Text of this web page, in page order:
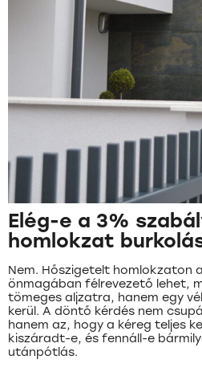
Elég-e a 3%
homlokzat
Nem. Hőszigetelt homlokzaton
önmagában félrevezető lehet,
tömeges aljzatra, hanem egy
kerül. A döntő kérdés nem
hanem az, hogy a kéreg teljes
kiszáradt-e, és fennáll-e
utánpótlás.